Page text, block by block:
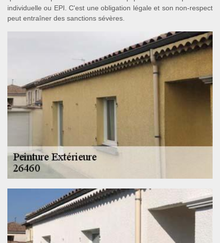
individuelle ou EPI. C'est une obligation légale et son non-respect
peut entraîner des sanctions sévères.